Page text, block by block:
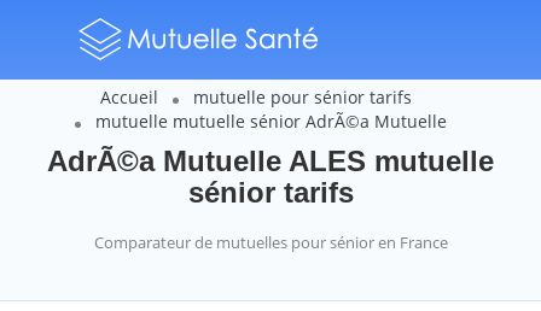
Accueil
mutuelle pour sénior tarifs
mutuelle mutuelle sénior AdrÃ©a Mutuelle
AdrÃ©a Mutuelle ALES mutuelle
sénior tarifs
Comparateur de mutuelles pour sénior en France